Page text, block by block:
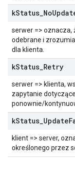
kStatus No
serwer => oznacza,
odebrane i
dla klienta.
kStatus Retry
serwer => klienta,
zapytanie
ponownie/
kStatus Update
klient => server,
określonego przez